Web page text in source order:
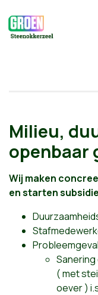
Milieu,
openbaar
Wij maken
enstarten
( met
oever )